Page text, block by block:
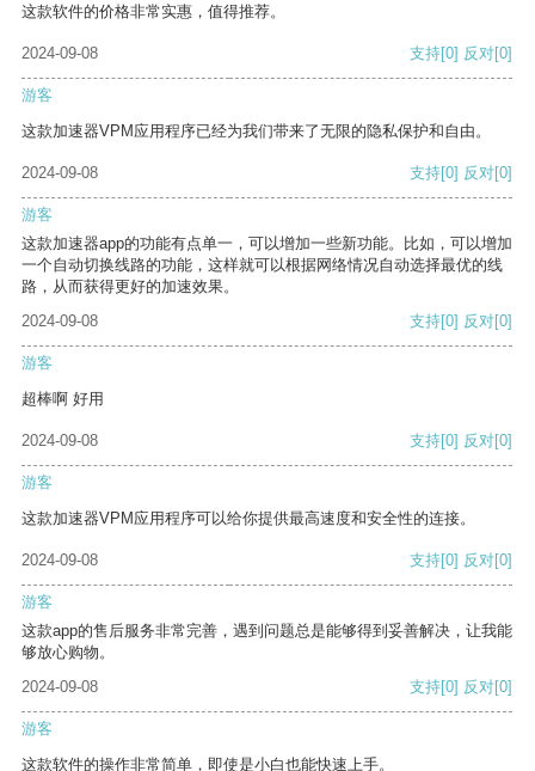
这款软件的价格非常实惠，值得推荐。
2024-09-08 支持[0] 反对[0]
游客
这款加速器VPM应用程序已经为我们带来了无限的隐私保护和自由。
2024-09-08 支持[0] 反对[0]
游客
这款加速器app的功能有点单一，可以增加一些新功能。比如，可以增加
一个自动切换线路的功能，这样就可以根据网络情况自动选择最优的线
路，从而获得更好的加速效果。
2024-09-08
支持[0] 反对[0]
游客
超棒啊 好用
2024-09-08 支持[0] 反对[0]
游客
这款加速器VPM应用程序可以给你提供最高速度和安全性的连接。
2024-09-08 支持[0] 反对[0]
游客
这款app的售后服务非常完善，遇到问题总是能够得到妥善解决，让我能
够放心购物。
2024-09-08
支持[0] 反对[0]
游客
这款软件的操作非常简单，即使是小白也能快速上手。